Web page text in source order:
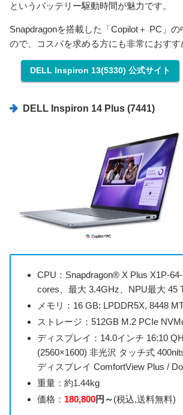
というバッテリー駆動時間が魅力です。
Snapdragonを搭載した「Copilot＋ PC」
ので、コスパを求める方にも非常におすす
DELL Inspiron 13(5330) 公式サイト
DELL Inspiron 14 Plus (7441)
CPU： Snapdragon® X Plus X1P-
cores、最大 3.4GHz、NPU最大 45
メモリ： 16 GB: LPDDR5X, 8448
ストレージ： 512GB M.2 PCIe
ディスプレイ： 14.0インチ 16:10
(2560×1600) 非光沢 タッチ式
ディスプレイ ComfortView Plus /
重量：約1.44kg
価格： 180,800円～(税込,送料無料)